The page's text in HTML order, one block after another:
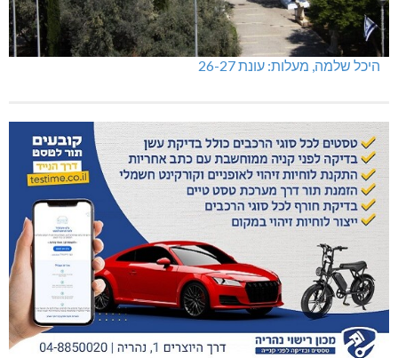
היכל שלמה, מעלות: עונת 26-27